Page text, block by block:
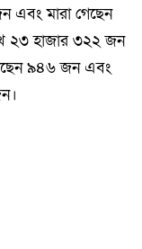
এবং মারা গেছেন
২৩ হাজার ৩২২ জন
৯৪৬ জন এবং